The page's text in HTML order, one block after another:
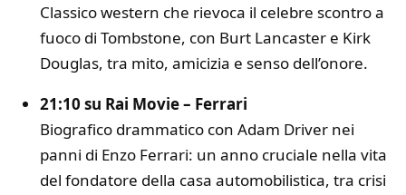
Classico western che rievoca il celebre scontro a
fuoco di Tombstone, con Burt Lancaster e Kirk
Douglas, tra mito, amicizia e senso dell’onore.
21:10 su Rai Movie – Ferrari
Biografico drammatico con Adam Driver nei
panni di Enzo Ferrari: un anno cruciale nella vita
del fondatore della casa automobilistica, tra crisi